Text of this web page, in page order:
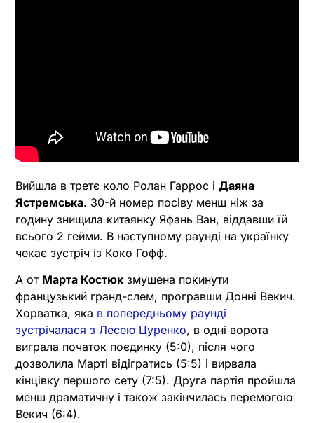
Вийшла в третє коло Ролан Гаррос і Даяна
Ястремська. 30-й номер посіву менш ніж за
годину знищила китаянку Яфань Ван, віддавши їй
всього 2 гейми. В наступному раунді на українку
чекає зустріч із Коко Гофф.
А от Марта Костюк змушена покинути
французький гранд-слем, програвши Донні Векич.
Хорватка, яка в попередньому раунді
зустрічалася з Лесею Цуренко, в одні ворота
виграла початок поєдинку (5:0), після чого
дозволила Марті відігратись (5:5) і вирвала
кінцівку першого сету (7:5). Друга партія пройшла
менш драматичну і також закінчилась перемогою
Векич (6:4).